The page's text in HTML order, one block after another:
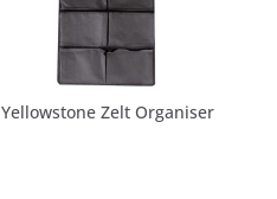
Yellowstone Zelt Organiser